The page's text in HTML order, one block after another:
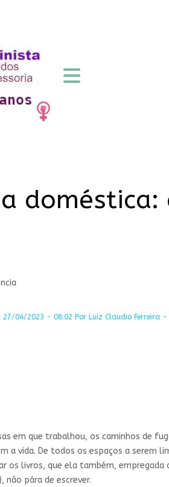
27/04/2023 - 08:02 Por Luiz Claudio Ferreira
em que trabalhou, os caminhos de
a vida. De todos os espaços a serem
livros, que ela também, empregada
não pára de escrever.